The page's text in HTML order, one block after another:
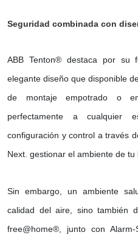
Seguridad combinada con
ABB Tenton® destaca por su
elegante diseño que disponible
de montaje empotrado o
perfectamente a cualquier
configuración y control a través
Next. gestionar el ambiente de
Sin embargo, un ambiente
calidad del aire, sino también
free@home®, junto con